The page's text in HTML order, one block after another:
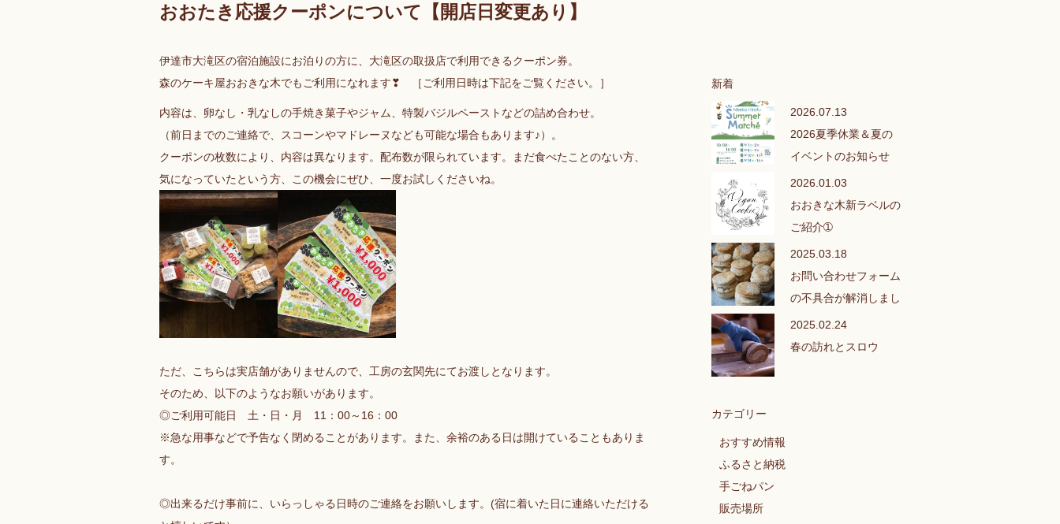
おおたき応援クーポンについて【開店日変更あり】
伊達市大滝区の宿泊施設にお泊りの方に、大滝区の取扱店で利用できるクーポン券。
森のケーキ屋おおきな木でもご利用になれます❣ ［ご利用日時は下記をご覧ください。］
内容は、卵なし・乳なしの手焼き菓子やジャム、特製バジルペーストなどの詰め合わせ。
（前日までのご連絡で、スコーンやマドレーヌなども可能な場合もあります♪）。
クーポンの枚数により、内容は異なります。配布数が限られています。まだ食べたことのない方、
気になっていたという方、この機会にぜひ、一度お試しくださいね。
ただ、こちらは実店舗がありませんので、工房の玄関先にてお渡しとなります。
そのため、以下のようなお願いがあります。
◎ご利用可能日 土・日・月 11：00～16：00
※急な用事などで予告なく閉めることがあります。また、余裕のある日は開けていることもありま
す。
◎出来るだけ事前に、いらっしゃる日時のご連絡をお願いします。(宿に着いた日に連絡いただける
新着
2026.07.13
2026夏季休業＆夏の
イベントのお知らせ
2026.01.03
おおきな木新ラベルの
ご紹介➀
2025.03.18
お問い合わせフォーム
の不具合が解消しまし
た❣
2025.02.24
春の訪れとスロウ
カテゴリー
おすすめ情報
ふるさと納税
手ごねパン
販売場所